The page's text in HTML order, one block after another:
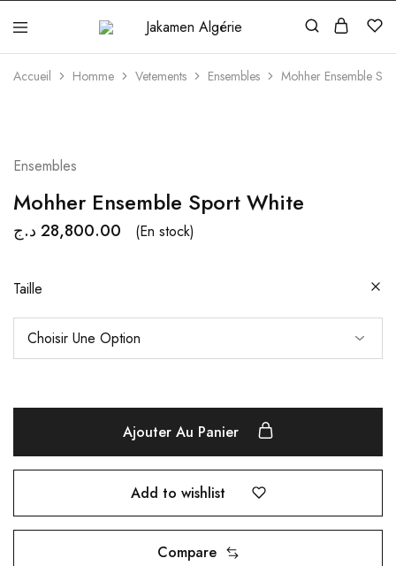
Jakamen
Algérie
Accueil Homme Vetements Ensembles Mohher Ensemble
Ensembles
Mohher Ensemble Sport White
28,800.00 د.ج (En stock)
Taille
Ajouter Au Panier
Add to wishlist
Compare